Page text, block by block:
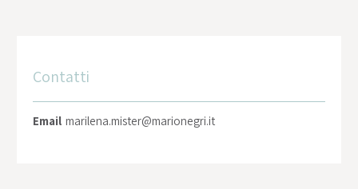
Contatti
Email marilena.mister@marionegri.it